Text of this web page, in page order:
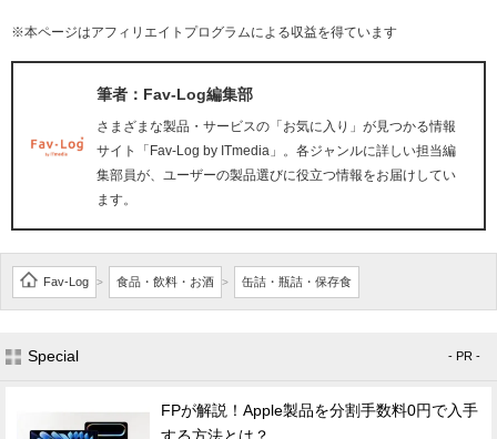
※本ページはアフィリエイトプログラムによる収益を得ています
筆者：Fav-Log編集部
さまざまな製品・サービスの「お気に入り」が見つかる情報
サイト「Fav-Log by ITmedia」。各ジャンルに詳しい担当編
集部員が、ユーザーの製品選びに役立つ情報をお届けしてい
ます。
Fav-Log > 食品・飲料・お酒 > 缶詰・瓶詰・保存食
Special - PR -
FPが解説！Apple製品を分割手数料0円で入手